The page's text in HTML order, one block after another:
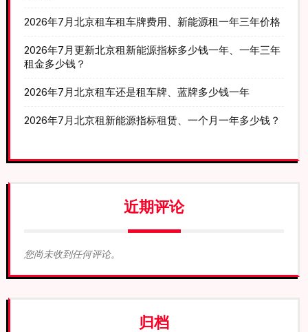
2026年7月北京租车租车牌费用、新能源租一年三年价格
2026年7月更新北京租新能源指标多少钱一年、一年三年
租金多少钱？
2026年7月北京租车还是租车牌、蓝牌多少钱一年
2026年7月北京租新能源指标租赁、一个月一年多少钱？
近期评论
您尚未收到任何评论。
归档